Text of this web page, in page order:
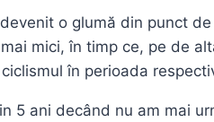
o glumă din punct
mici, în timp ce, pe de
în perioada
5 ani decând nu am mai